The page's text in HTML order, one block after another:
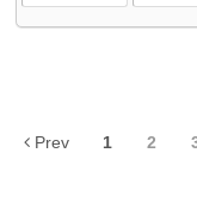
Prev 1 2